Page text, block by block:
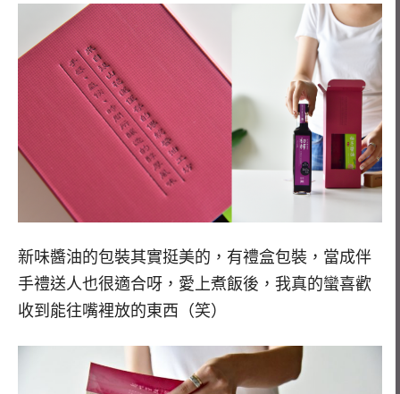
新味醬油的包裝其實挺美的，有禮盒包裝，當成伴
手禮送人也很適合呀，愛上煮飯後，我真的蠻喜歡
收到能往嘴裡放的東西（笑）